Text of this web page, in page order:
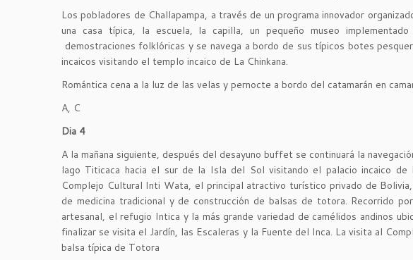
Los pobladores de Challapampa, a través de un programa innovador
una casa típica, la escuela, la capilla, un pequeño museo
demostraciones folklóricas y se navega a bordo de sus típicos botes
incaicos visitando el templo incaico de La Chinkana.
Romántica cena a la luz de las velas y pernocte a bordo del catamarán en
A, C
Dia 4
A la mañana siguiente, después del desayuno buffet se continuará la
lago Titicaca hacia el sur de la Isla del Sol visitando el palacio incaico
Complejo Cultural Inti Wata, el principal atractivo turístico privado de
de medicina tradicional y de construcción de balsas de totora. Recorrido
artesanal, el refugio Intica y la más grande variedad de camélidos andinos
finalizar se visita el Jardín, las Escaleras y la Fuente del Inca. La visita al
balsa típica de Totora